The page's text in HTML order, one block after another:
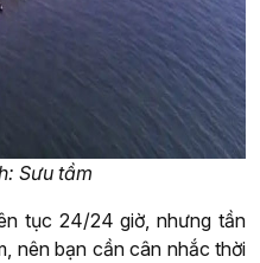
Sưu tầm
tục 24/24 giờ, nhưng tần
nên bạn cần cân nhắc thời